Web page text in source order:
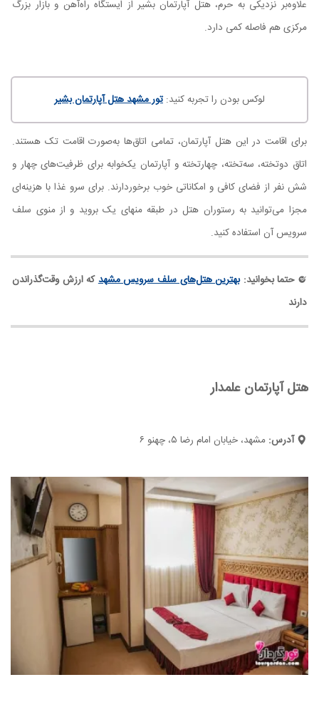
علاوه‌‌بر نزدیکی به حرم، هتل آپارتمان بشیر از ایستگاه راه‌آهن و بازار بزرگ
مرکزی هم فاصله کمی دارد.
لوکس بودن را تجربه کنید: تور مشهد هتل آپارتمان بشیر
برای اقامت در این هتل آپارتمان، تمامی اتاق‌ها به‌صورت اقامت تک هستند.
اتاق دوتخته، سه‌تخته، چهارتخته و آپارتمان یکخوابه برای ظرفیت‌های چهار و
شش نفر از فضای کافی و امکاناتی خوب برخوردارند. برای سرو غذا با هزینه‌ای
مجزا می‌توانید به رستوران هتل در طبقه منهای یک بروید و از منوی سلف
سرویس آن استفاده کنید.
حتما بخوانید:بهترین هتل‌های سلف سرویس مشهدکه ارزش وقت‌گذراندن
دارند
هتل آپارتمان علمدار
آدرس: مشهد، خیابان امام رضا ۵، چهنو ۶